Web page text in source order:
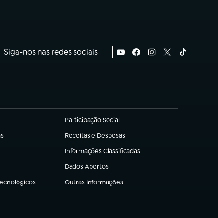
Siga-nos nas redes sociais
Participação Social
(abre em nova aba)
Receitas e Despesas
(abre em nova aba)
Informações Classificadas
(abre em nova aba)
Dados Abertos
(abre em nova aba)
Outras Informações
(abre em nova aba)